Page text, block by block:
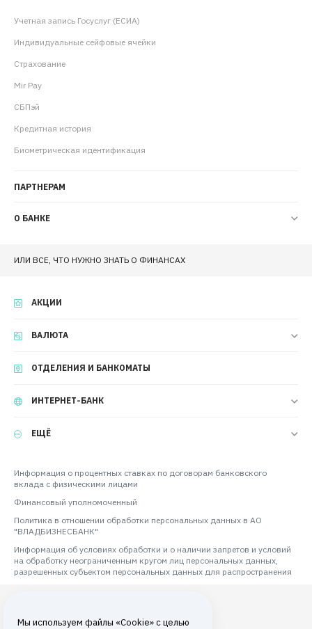
Мы используем файлы «Cookie» с целью
Учетная запись Госуслуг (ЕСИА)
Индивидуальные сейфовые ячейки
Страхование
Mir Pay
СБПэй
Кредитная история
Биометрическая идентификация
ПАРТНЕРАМ
О БАНКЕ
ИЛИ ВСЕ, ЧТО НУЖНО ЗНАТЬ О ФИНАНСАХ
АКЦИИ
ВАЛЮТА
ОТДЕЛЕНИЯ И БАНКОМАТЫ
ИНТЕРНЕТ-БАНК
ЕЩЁ
Информация о процентных ставках по договорам банковского
вклада с физическими лицами
Финансовый уполномоченный
Политика в отношении обработки персональных данных в АО
"ВЛАДБИЗНЕСБАНК"
Информация об условиях обработки и о наличии запретов и условий
на обработку неограниченным кругом лиц персональных данных,
разрешенных субъектом персональных данных для распространения